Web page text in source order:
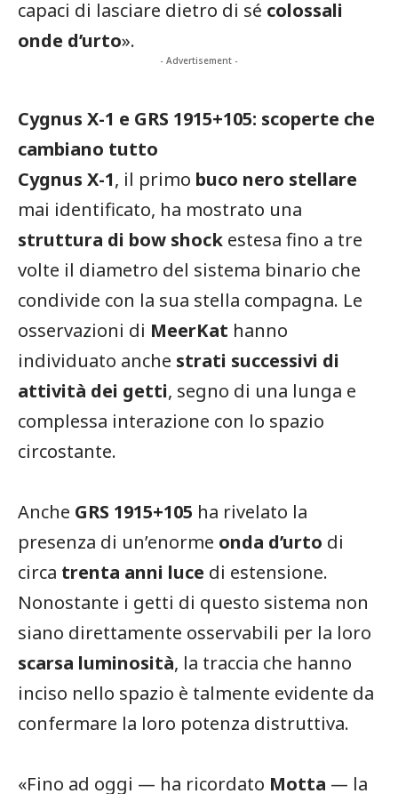
capaci di lasciare dietro di sé colossali
onde d’urto».
- Advertisement -
Cygnus X-1 e GRS 1915+105: scoperte che
cambiano tutto
Cygnus X-1, il primo buco nero stellare
mai identificato, ha mostrato una
struttura di bow shock estesa fino a tre
volte il diametro del sistema binario che
condivide con la sua stella compagna. Le
osservazioni di MeerKat hanno
individuato anche strati successivi di
attività dei getti, segno di una lunga e
complessa interazione con lo spazio
circostante.
Anche GRS 1915+105 ha rivelato la
presenza di un’enorme onda d’urto di
circa trenta anni luce di estensione.
Nonostante i getti di questo sistema non
siano direttamente osservabili per la loro
scarsa luminosità, la traccia che hanno
inciso nello spazio è talmente evidente da
confermare la loro potenza distruttiva.
«Fino ad oggi — ha ricordato Motta — la